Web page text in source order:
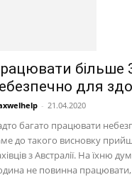
більше
для
- 21.04.2020
багато працювати
до такого висновку
з Австралії. На їхню
не повинна